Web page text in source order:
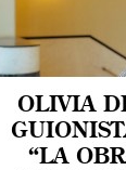
OLIVIA
“LA